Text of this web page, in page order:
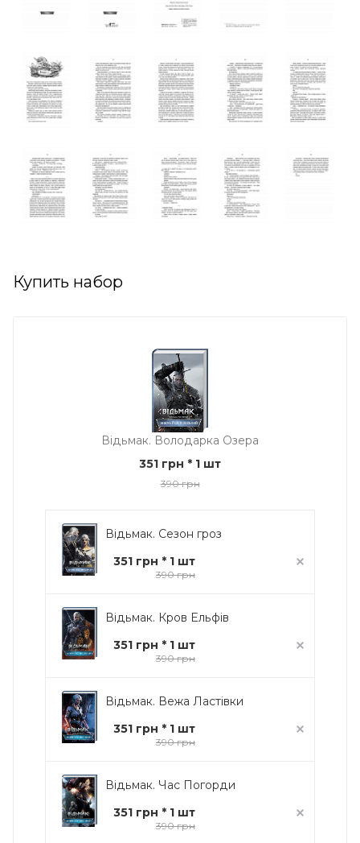
Купить набор
Відьмак. Володарка Озера
351 грн * 1 шт
390 грн
Відьмак. Сезон гроз
351 грн * 1 шт
390 грн
Відьмак. Кров Ельфів
351 грн * 1 шт
390 грн
Відьмак. Вежа Ластівки
351 грн * 1 шт
390 грн
Відьмак. Час Погорди
351 грн * 1 шт
390 грн